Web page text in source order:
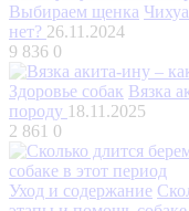
Выбираем щенка
нет? 26.11.2024
9 836 0
Здоровье собак Вязка
породу 18.11.2025
2 861 0
Уход и содержание